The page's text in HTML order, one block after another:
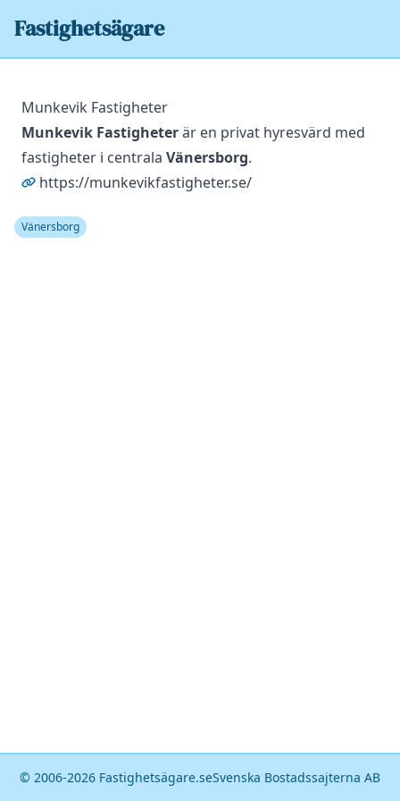
Fastighetsägare
Munkevik Fastigheter
Munkevik Fastigheterär en privat hyresvärd med
fastigheter i centrala Vänersborg.
https://munkevikfastigheter.se/
Vänersborg
© 2006-2026 Fastighetsägare.seSvenska Bostadssajterna AB